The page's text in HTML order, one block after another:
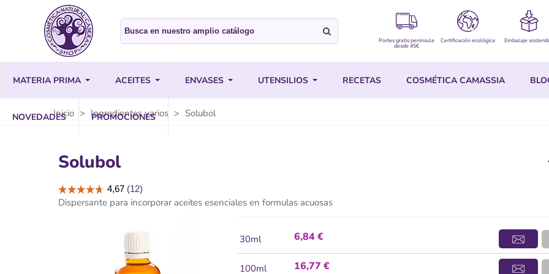
Portes gratis península
desde 45€
Certificación ecológica Embalaje
MATERIA PRIMA ACEITES ENVASES UTENSILIOS RECETAS COSMÉTICA CAMASSIA
NOVEDADES PROMOCIONES
Inicio > Ingredientes varios > Solubol
Solubol
Dispersante para incorporar aceites esenciales en formulas acuosas
30ml 6,84 €
100ml 16,77 €